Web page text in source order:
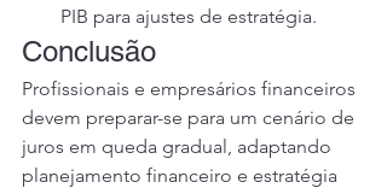
PIB para ajustes de estratégia.
Conclusão
Profissionais e empresários financeiros
devem preparar-se para um cenário de
juros em queda gradual, adaptando
planejamento financeiro e estratégia